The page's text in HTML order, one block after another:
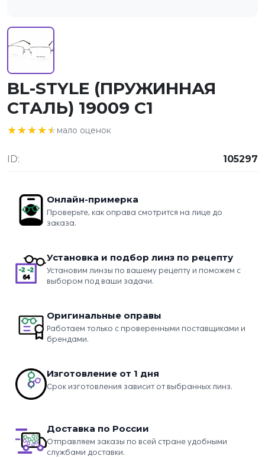
BL-STYLE (ПРУЖИННАЯ
СТАЛЬ) 19009 C1
★★★★★
★★★★★мало оценок
ID: 105297
Онлайн-примерка
Проверьте, как оправа смотрится на лице до
заказа.
Установка и подбор линз по рецепту
Установим линзы по вашему рецепту и поможем с
выбором под ваши задачи.
Оригинальные оправы
Работаем только с проверенными поставщиками и
брендами.
Изготовление от 1 дня
Срок изготовления зависит от выбранных линз.
Доставка по России
Отправляем заказы по всей стране удобными
службами доставки.